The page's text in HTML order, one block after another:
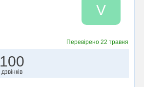
V
Перевірено22 травня
100
дзвінків